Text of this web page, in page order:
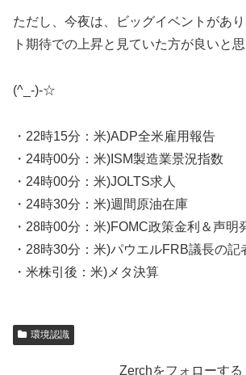
ただし、今夜は、ビッグイベントがあ
ト期待での上昇と見ていた方が良いと思
(^_-)-☆
・22時15分：米)ADP全米雇用報告
・24時00分：米)ISM製造業景況指数
・24時00分：米)JOLTS求人
・24時30分：米)週間原油在庫
・28時00分：米)FOMC政策金利＆声明
・28時30分：米)パウエルFRB議長の記
・米株引後：米)メタ決算
環境認識
Zerchをフォローする